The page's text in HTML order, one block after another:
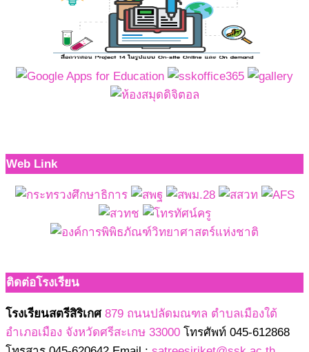
Web Link
ติดต่อโรงเรียน
โรงเรียนสตรีสิริเกศ 879 ถนนปลัดมณฑล ตำบลเมืองใต้
อำเภอเมือง จังหวัดศรีสะเกษ 33000 โทรศัพท์ 045-612868